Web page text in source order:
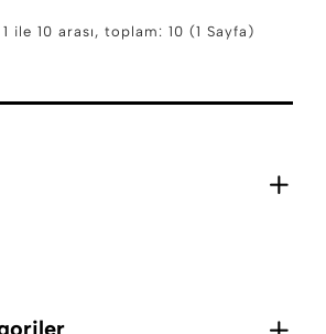
ile 10 arası, toplam: 10 (1 Sayfa)